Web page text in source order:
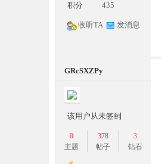
积分 435
收听TA 发消息
GRcSXZPy
该用户从未签到
0
主题
378
帖子
3
钻石